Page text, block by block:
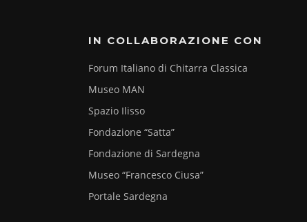
IN COLLABORAZIONE CON
Forum Italiano di Chitarra Classica
Museo MAN
Spazio Ilisso
Fondazione “Satta”
Fondazione di Sardegna
Museo “Francesco Ciusa”
Portale Sardegna